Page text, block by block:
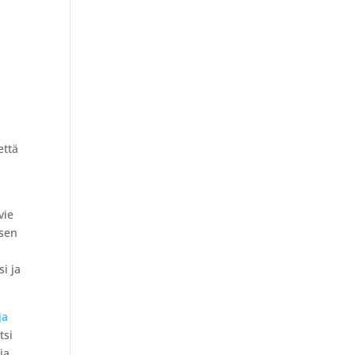
ja